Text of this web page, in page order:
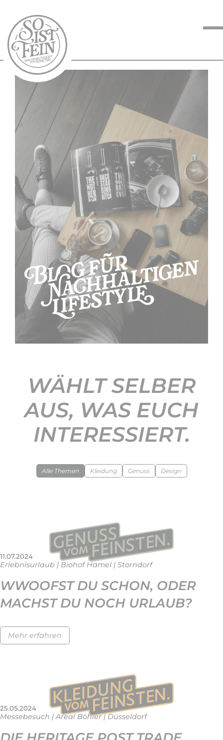
NACHHALTIGKEIT
VOM FEINSTEN
KOCHEN VOM
FEINSTEN
BLOG
KONTAKT
WÄHLT SELBER
AUS, WAS EUCH
INTERESSIERT.
Alle Themen Kleidung Genuss Design
11.07.2024
Erlebnisurlaub | Biohof Hamel | Storndorf
WWOOFST DU SCHON, ODER
MACHST DU NOCH URLAUB?
Mehr erfahren
25.05.2024
Messebesuch | Areal Böhler | Düsseldorf